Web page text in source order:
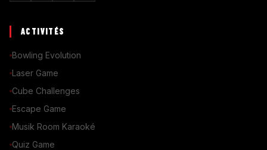
ACTIVITÉS
Bowling Evolution
Laser Game
Cube Challenges
Escape Game
Musik Room Karaoké
Quiz Game